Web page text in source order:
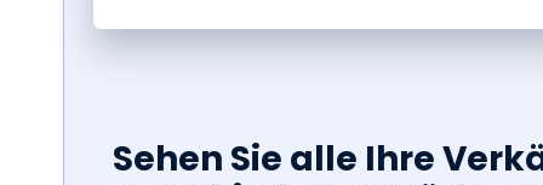
Sehen Sie alle Ihre